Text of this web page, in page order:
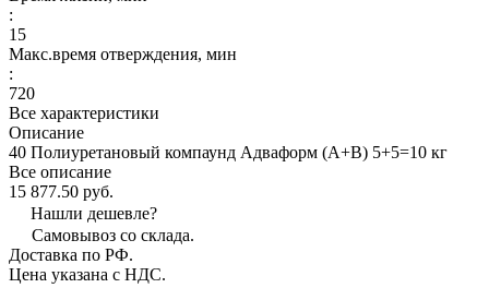
:
15
Макс.время отверждения, мин
:
720
Все характеристики
Описание
40 Полиуретановый компаунд Адваформ (A+B) 5+5=10 кг
Все описание
15 877.50 руб.
Нашли дешевле?
Самовывоз со склада.
Доставка по РФ.
Цена указана с НДС.